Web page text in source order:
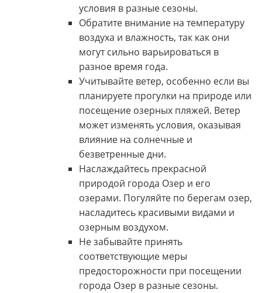
условия в разные сезоны.
Обратите внимание на температуру
воздуха и влажность, так как они
могут сильно варьироваться в
разное время года.
Учитывайте ветер, особенно если вы
планируете прогулки на природе или
посещение озерных пляжей. Ветер
может изменять условия, оказывая
влияние на солнечные и
безветренные дни.
Наслаждайтесь прекрасной
природой города Озер и его
озерами. Погуляйте по берегам озер,
насладитесь красивыми видами и
озерным воздухом.
Не забывайте принять
соответствующие меры
предосторожности при посещении
города Озер в разные сезоны.